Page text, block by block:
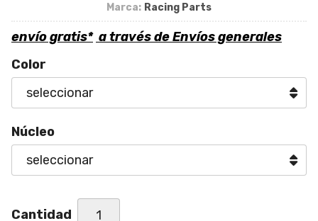
Marca: Racing Parts
envío gratis* a través deEnvíos generales
Color
Núcleo
Cantidad